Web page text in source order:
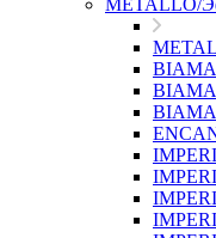
METALLO/